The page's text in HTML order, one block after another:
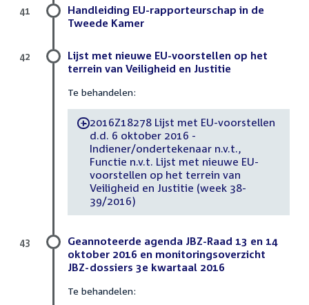
Handleiding EU-rapporteurschap in de
Tweede Kamer
41
Lijst met nieuwe EU-voorstellen op het
terrein van Veiligheid en Justitie
Te behandelen:
-2016Z18278 Lijst met EU-voorstellen
d.d. 6 oktober 2016 -
Indiener/ondertekenaar n.v.t.,
Functie n.v.t. Lijst met nieuwe EU-
voorstellen op het terrein van
Veiligheid en Justitie (week 38-
39/2016)
42
Geannoteerde agenda JBZ-Raad 13 en 14
oktober 2016 en monitoringsoverzicht
JBZ-dossiers 3e kwartaal 2016
Te behandelen:
43